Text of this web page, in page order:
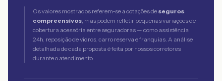
Os valores mostrados referem-se a cotações de seguros
compreensivos, mas podem refletir pequenas variações de
cobertura acessória entre seguradoras — como assistência
24h, reposição de vidros, carro reserva e franquias. A análise
detalhada de cada proposta é feita por nossos corretores
durante o atendimento.